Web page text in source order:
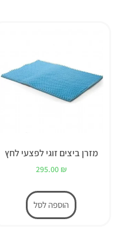
מזרן ביצים זוגי לפצעי לחץ
295.00 ₪
הוספה לסל